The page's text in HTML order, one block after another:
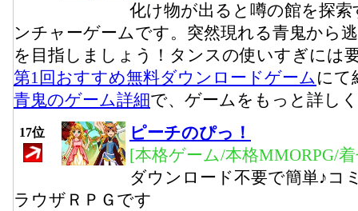
化け物が出ると噂の館を探
ンチャーゲームです。突然現れる青鬼から
を目指しましょう！タンスの使いすぎには
第1回おすすめ無料ダウンロードゲームにて
青鬼のゲーム詳細で、ゲームをもっと詳し
17位
ピーチのぴっ！
[本格ゲーム/本格MMORPG/
ダウンロード不要で簡単♪コ
ラウザＲＰＧです